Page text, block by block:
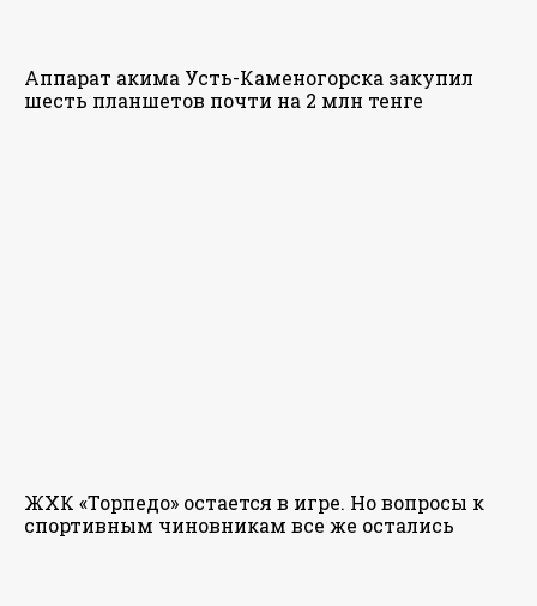
Аппарат акима Усть-Каменогорска закупил
шесть планшетов почти на 2 млн тенге
ЖХК «Торпедо» остается в игре. Но вопросы к
спортивным чиновникам все же остались